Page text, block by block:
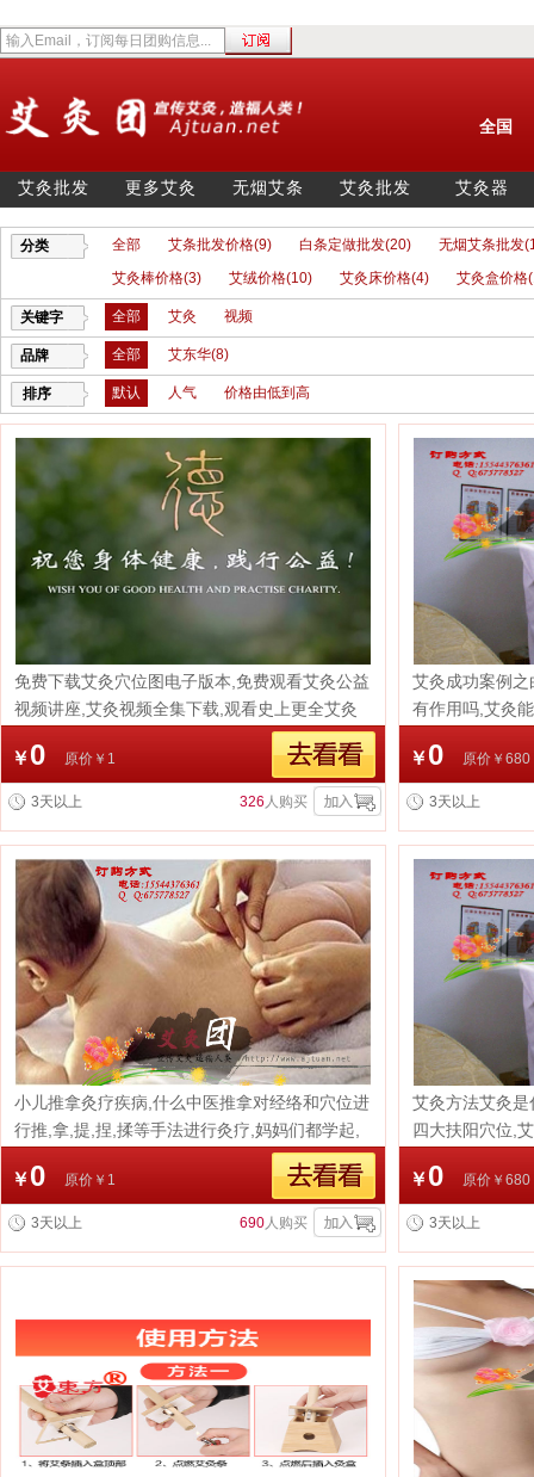
全国
艾灸批发 更多艾灸 无烟艾条 艾灸批发 艾灸器
分类 全部 艾条批发价格(9) 白条定做批发(20)
无烟艾条批发
艾灸棒价格(3)
艾绒价格(10) 艾灸床价格(4) 艾灸盒价格
关键字 全部 艾灸 视频
品牌 全部 艾东华(8)
排序 默认 人气 价格由低到高
免费下载艾灸穴位图电子版本,免费观看艾灸公益
视频讲座,艾灸视频全集下载,观看史上更全艾灸
￥0 原价￥1
3天以上 326 人购买
艾灸成功案例
有作用吗,艾灸
际频道栏目,连
中医中药,获得
￥0 原价￥680
3天以上
小儿推拿灸疗疾病,什么中医推拿对经络和穴位进
行推,拿,提,捏,揉等手法进行灸疗,妈妈们都学起,
￥0 原价￥1
3天以上 690人购买
艾灸方法艾灸
四大扶阳穴位,
￥0 原价￥680
3天以上